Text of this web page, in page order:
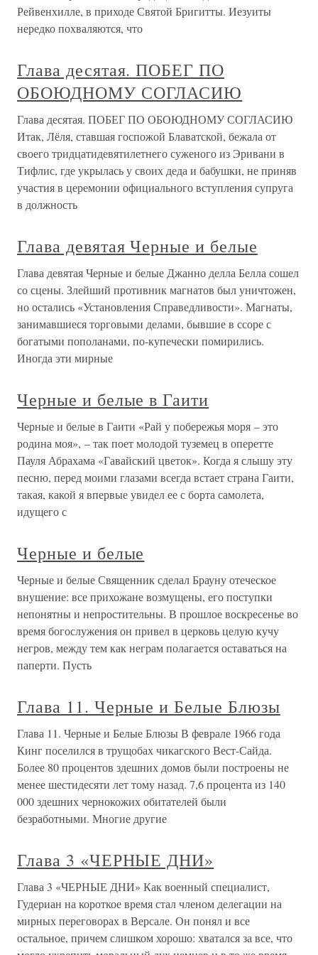
Рейвенхилле, в приходе Святой Бригитты. Иезуиты
нередко похваляются, что
Глава десятая. ПОБЕГ ПО
ОБОЮДНОМУ СОГЛАСИЮ
Глава десятая. ПОБЕГ ПО ОБОЮДНОМУ СОГЛАСИЮ
Итак, Лёля, ставшая госпожой Блаватской, бежала от
своего тридцатидевятилетнего суженого из Эривани в
Тифлис, где укрылась у своих деда и бабушки, не приняв
участия в церемонии официального вступления супруга
в должность
Глава девятая Черные и белые
Глава девятая Черные и белые Джанно делла Белла сошел
со сцены. Злейший противник магнатов был уничтожен,
но остались «Установления Справедливости». Магнаты,
занимавшиеся торговыми делами, бывшие в ссоре с
богатыми пополанами, по-купечески помирились.
Иногда эти мирные
Черные и белые в Гаити
Черные и белые в Гаити «Рай у побережья моря – это
родина моя», – так поет молодой туземец в оперетте
Пауля Абрахама «Гавайский цветок». Когда я слышу эту
песню, перед моими глазами всегда встает страна Гаити,
такая, какой я впервые увидел ее с борта самолета,
идущего с
Черные и белые
Черные и белые Священник сделал Брауну отеческое
внушение: все прихожане возмущены, его поступки
непонятны и непростительны. В прошлое воскресенье во
время богослужения он привел в церковь целую кучу
негров, между тем как неграм полагается оставаться на
паперти. Пусть
Глава 11. Черные и Белые Блюзы
Глава 11. Черные и Белые Блюзы В феврале 1966 года
Кинг поселился в трущобах чикагского Вест-Сайда.
Более 80 процентов здешних домов были построены не
менее шестидесяти лет тому назад. 7,6 процента из 140
000 здешних чернокожих обитателей были
безработными. Многие другие
Глава 3 «ЧЕРНЫЕ ДНИ»
Глава 3 «ЧЕРНЫЕ ДНИ» Как военный специалист,
Гудериан на короткое время стал членом делегации на
мирных переговорах в Версале. Он понял и все
остальное, причем слишком хорошо: хватался за все, что